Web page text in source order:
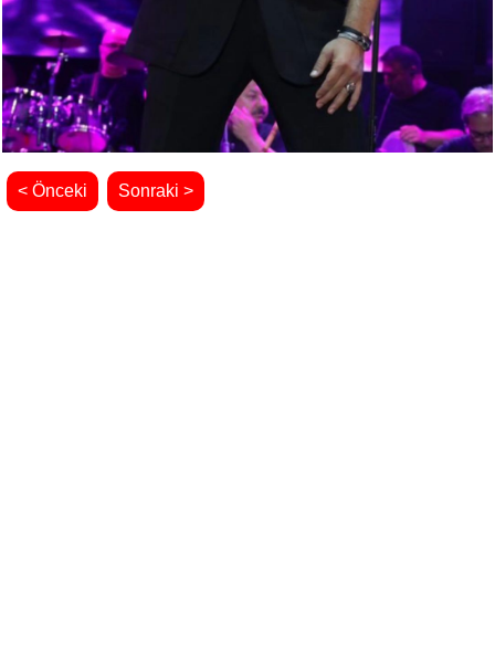
< Önceki Sonraki >